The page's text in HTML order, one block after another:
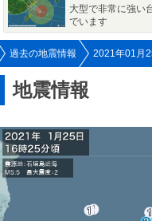
大型で非常に強い
でいます
過去の地震情報 2021年01月
地震情報